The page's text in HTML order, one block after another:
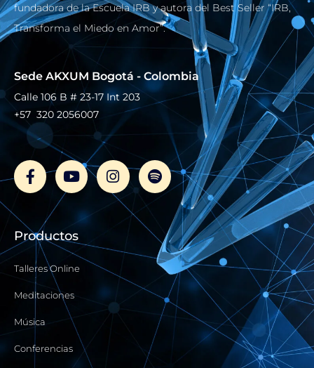
fundadora de la Escuela IRB y autora del Best Seller “IRB,
Transforma el Miedo en Amor”.
Sede AKXUM Bogotá - Colombia
Calle 106 B # 23-17 Int 203
+57 320 2056007
F
a
c
e
o
o
k
-
Y
o
u
t
u
b
e
n
s
t
a
m
p
o
t
y
Productos
Talleres Online
Meditaciones
Música
Conferencias